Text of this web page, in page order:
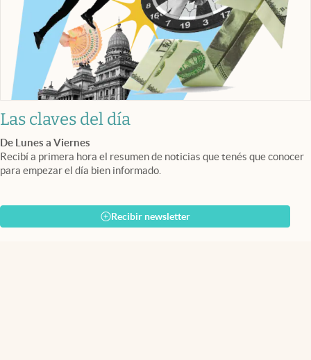
Las claves del día
De Lunes a Viernes
Recibí a primera hora el resumen de noticias que tenés que conocer
para empezar el día bien informado.
Recibir newsletter